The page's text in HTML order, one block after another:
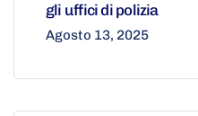
gli uffici di polizia
Agosto 13, 2025